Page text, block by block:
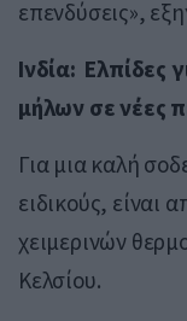
επενδύσεις»,
Ινδία: Ελπίδες
μήλων σε νέες
Για μια καλή
ειδικούς, είναι
χειμερινών
Κελσίου.